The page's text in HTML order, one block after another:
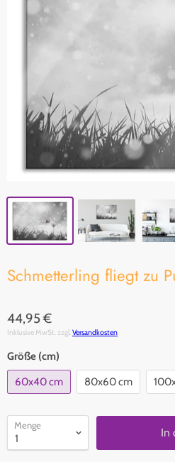
Schmetterling fliegt zu
44,95 €
Inklusive MwSt. zzgl. Versandkosten
Größe (cm)
60x40 cm
80x60 cm
Menge
In